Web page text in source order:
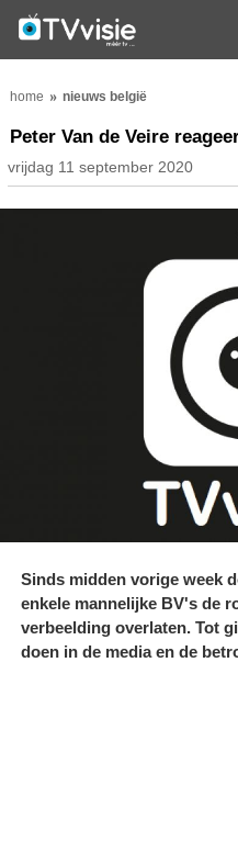
home nieuws belgië
Peter Van de Veire
vrijdag 11 september 2020
Sinds midden vorige week
enkele mannelijke BV's de
verbeelding overlaten. Tot
doen in de media en de